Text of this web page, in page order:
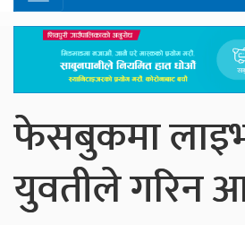
फेसबुकमा
युवतीले गरिन